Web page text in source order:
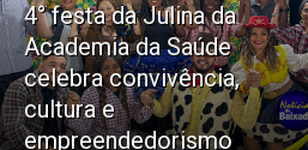
4° festa da Julina da
Academia da Saúde
celebra convivência,
cultura e
empreendedorismo